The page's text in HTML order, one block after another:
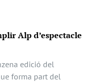
Alp d’espectacle
edició del
forma part del